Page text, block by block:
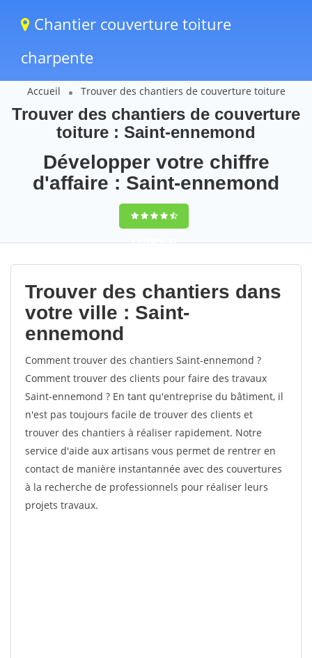
Chantier couverture toiture
charpente
Accueil Trouver des chantiers de couverture toiture
Trouver des chantiers de couverture
toiture : Saint-ennemond
Développer votre chiffre
d'affaire : Saint-ennemond
9,5(100%)67
votes
Trouver des chantiers dans
votre ville : Saint-
ennemond
Comment trouver des chantiers Saint-ennemond ?
Comment trouver des clients pour faire des travaux
Saint-ennemond ? En tant qu'entreprise du bâtiment, il
n'est pas toujours facile de trouver des clients et
trouver des chantiers à réaliser rapidement. Notre
service d'aide aux artisans vous permet de rentrer en
contact de manière instantannée avec des couvertures
à la recherche de professionnels pour réaliser leurs
projets travaux.